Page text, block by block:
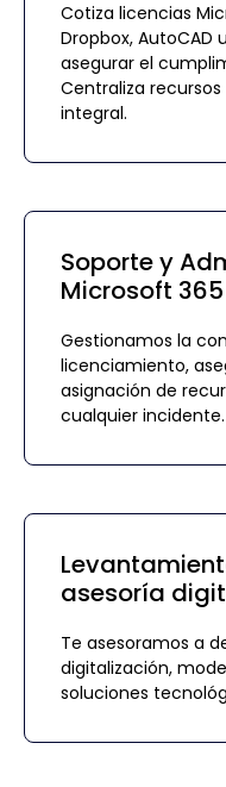
Cotiza licencias
Dropbox, AutoCAD
asegurar el
Centraliza
integral.
Soporte y
Microsoft 365
Gestionamos la
licenciamiento,
asignación de
cualquier incidente.
asesoría
Te asesoramos a
digitalización,
soluciones